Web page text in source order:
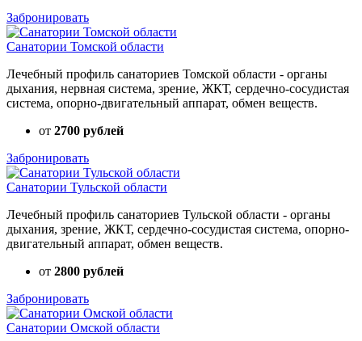
Забронировать
Санатории Томской области
Лечебный профиль санаториев Томской области - органы
дыхания, нервная система, зрение, ЖКТ, сердечно-сосудистая
система, опорно-двигательный аппарат, обмен веществ.
от 2700 рублей
Забронировать
Санатории Тульской области
Лечебный профиль санаториев Тульской области - органы
дыхания, зрение, ЖКТ, сердечно-сосудистая система, опорно-
двигательный аппарат, обмен веществ.
от 2800 рублей
Забронировать
Санатории Омской области